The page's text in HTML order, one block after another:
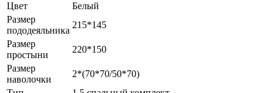
Цвет
Белый
Размер
пододеяльника
215*145
Размер
простыни
220*150
Размер
наволочки
2*(70*70/50*70)